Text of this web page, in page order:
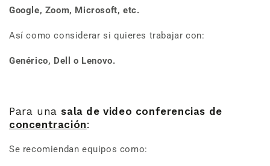
Google, Zoom, Microsoft, etc.
Así como considerar si quieres trabajar con:
Genérico, Dell o Lenovo.
Para unasala de video conferencias de
concentración:
Se recomiendan equipos como: